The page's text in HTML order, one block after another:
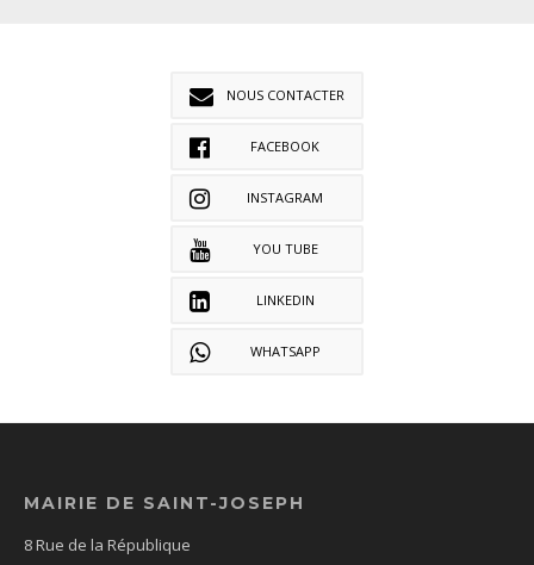
NOUS CONTACTER
FACEBOOK
INSTAGRAM
YOU TUBE
LINKEDIN
WHATSAPP
MAIRIE DE SAINT-JOSEPH
8 Rue de la République